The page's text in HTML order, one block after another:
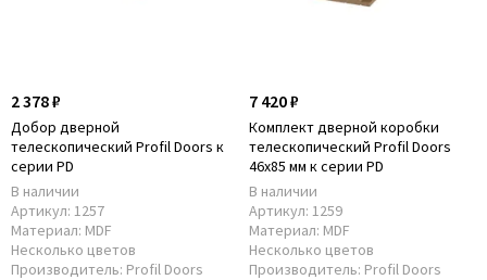
2 378 ₽
Добор дверной
телескопический Profil Doors к
серии PD
В наличии
Артикул: 1257
Материал: MDF
Несколько цветов
Производитель: Profil Doors
7 420 ₽
Комплект дверной коробки
телескопический Profil Doors
46x85 мм к серии PD
В наличии
Артикул: 1259
Материал: MDF
Несколько цветов
Производитель: Profil Doors